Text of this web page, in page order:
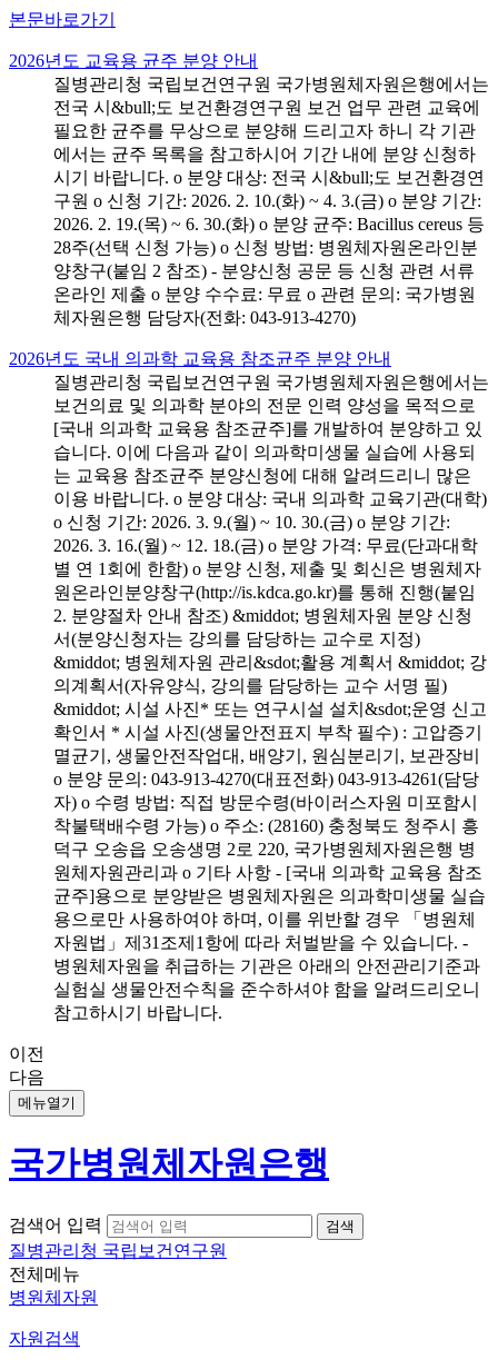
본문바로가기
2026년도 교육용 균주 분양 안내
질병관리청 국립보건연구원 국가병원체자원은행에서는
전국 시&bull;도 보건환경연구원 보건 업무 관련 교육에
필요한 균주를 무상으로 분양해 드리고자 하니 각 기관
에서는 균주 목록을 참고하시어 기간 내에 분양 신청하
시기 바랍니다. o 분양 대상: 전국 시&bull;도 보건환경연
구원 o 신청 기간: 2026. 2. 10.(화) ~ 4. 3.(금) o 분양 기간:
2026. 2. 19.(목) ~ 6. 30.(화) o 분양 균주: Bacillus cereus 등
28주(선택 신청 가능) o 신청 방법: 병원체자원온라인분
양창구(붙임 2 참조) - 분양신청 공문 등 신청 관련 서류
온라인 제출 o 분양 수수료: 무료 o 관련 문의: 국가병원
체자원은행 담당자(전화: 043-913-4270)
2026년도 국내 의과학 교육용 참조균주 분양 안내
질병관리청 국립보건연구원 국가병원체자원은행에서는
보건의료 및 의과학 분야의 전문 인력 양성을 목적으로
[국내 의과학 교육용 참조균주]를 개발하여 분양하고 있
습니다. 이에 다음과 같이 의과학미생물 실습에 사용되
는 교육용 참조균주 분양신청에 대해 알려드리니 많은
이용 바랍니다. o 분양 대상: 국내 의과학 교육기관(대학)
o 신청 기간: 2026. 3. 9.(월) ~ 10. 30.(금) o 분양 기간:
2026. 3. 16.(월) ~ 12. 18.(금) o 분양 가격: 무료(단과대학
별 연 1회에 한함) o 분양 신청, 제출 및 회신은 병원체자
원온라인분양창구(http://is.kdca.go.kr)를 통해 진행(붙임
2. 분양절차 안내 참조) &middot; 병원체자원 분양 신청
서(분양신청자는 강의를 담당하는 교수로 지정)
&middot; 병원체자원 관리&sdot;활용 계획서 &middot; 강
의계획서(자유양식, 강의를 담당하는 교수 서명 필)
&middot; 시설 사진* 또는 연구시설 설치&sdot;운영 신고
확인서 * 시설 사진(생물안전표지 부착 필수) : 고압증기
멸균기, 생물안전작업대, 배양기, 원심분리기, 보관장비
o 분양 문의: 043-913-4270(대표전화) 043-913-4261(담당
자) o 수령 방법: 직접 방문수령(바이러스자원 미포함시
착불택배수령 가능) o 주소: (28160) 충청북도 청주시 흥
덕구 오송읍 오송생명 2로 220, 국가병원체자원은행 병
원체자원관리과 o 기타 사항 - [국내 의과학 교육용 참조
균주]용으로 분양받은 병원체자원은 의과학미생물 실습
용으로만 사용하여야 하며, 이를 위반할 경우 「병원체
자원법」제31조제1항에 따라 처벌받을 수 있습니다. -
병원체자원을 취급하는 기관은 아래의 안전관리기준과
실험실 생물안전수칙을 준수하셔야 함을 알려드리오니
참고하시기 바랍니다.
이전
다음
메뉴열기
국가병원체자원은행
검색어 입력
질병관리청 국립보건연구원
전체메뉴
병원체자원
자원검색